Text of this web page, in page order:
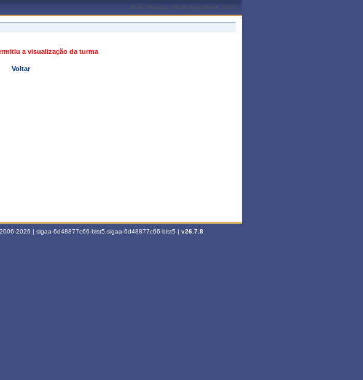
João Pessoa, 09 de Agosto de 2026
a visualização da turma
Voltar
2026 | sigaa-6d48877c66-blst5.sigaa-6d48877c66-blst5 | v26.7.8